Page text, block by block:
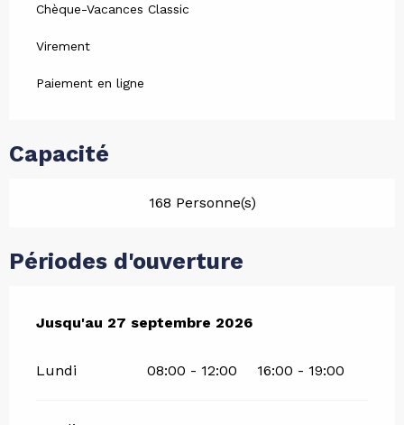
Chèque-Vacances Classic
Virement
Paiement en ligne
Capacité
168 Personne(s)
Périodes d'ouverture
Du2 mai 2026au27 septembre 2026
Jusqu'au 27 septembre 2026
Lundi 08:00 - 12:00 16:00 - 19:00